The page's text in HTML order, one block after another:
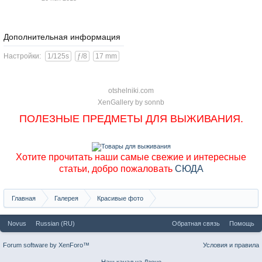
Дополнительная информация
Настройки: 1/125s ƒ/8 17 mm
otshelniki.com
XenGallery by sonnb
ПОЛЕЗНЫЕ ПРЕДМЕТЫ ДЛЯ ВЫЖИВАНИЯ.
Хотите прочитать наши самые свежие и интересные
статьи, добро пожаловать СЮДА
Главная Галерея Красивые фото
Хакасия. Взгляд сквозь тысячелетия
Novus
Russian (RU) Обратная связь Помощь
Условия и правила
Forum software by XenForo™